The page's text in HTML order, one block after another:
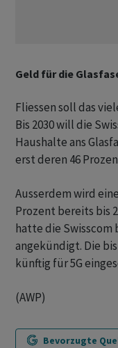
Geld für die
Fliessen soll das
Bis 2030 will die
Haushalte ans
erst deren 46
Ausserdem wird
Prozent bereits bis
hatte die Swisscom
angekündigt. Die
künftig für 5G
(AWP)
Bevorzugte